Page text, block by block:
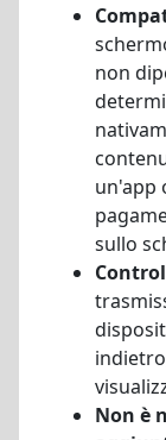
non
un'app
sullo
Non è